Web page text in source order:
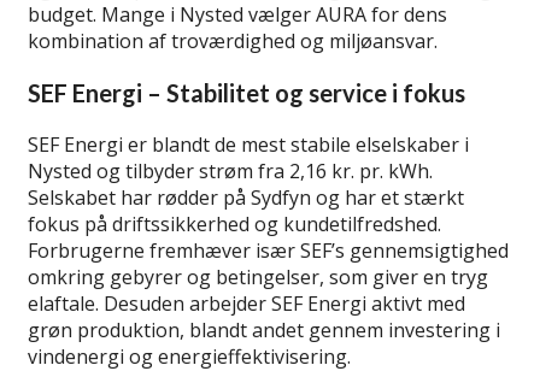
budget. Mange i Nysted vælger AURA for dens
kombination af troværdighed og miljøansvar.
SEF Energi – Stabilitet og service i fokus
SEF Energi er blandt de mest stabile elselskaber i
Nysted og tilbyder strøm fra 2,16 kr. pr. kWh.
Selskabet har rødder på Sydfyn og har et stærkt
fokus på driftssikkerhed og kundetilfredshed.
Forbrugerne fremhæver især SEF’s gennemsigtighed
omkring gebyrer og betingelser, som giver en tryg
elaftale. Desuden arbejder SEF Energi aktivt med
grøn produktion, blandt andet gennem investering i
vindenergi og energieffektivisering.